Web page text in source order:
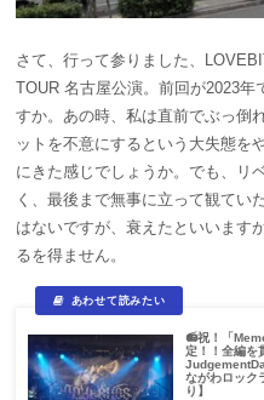
さて、行って参りました、
TOUR 名古屋公演。前回が2023年
すか。あの時、私は直前でぶっ倒
ットを不意にするという大失態を
にきた感じでしょうか。でも、リ
く、最後まで無事に立って観て
はないですが、衰えたといいます
るを得ません。
📻祝！「
定！！全編を
ながわロック
り】